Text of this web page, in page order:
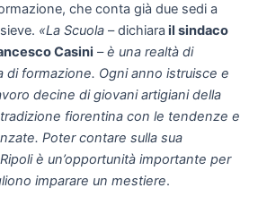
che conta già due sedi a
«La Scuola – dichiara il sindaco
Casini –è una realtà di
di formazione. Ogni anno istruisce e
decine di giovani artigiani della
fiorentina con le tendenze e
Poter contare sulla sua
è un’opportunità importante per
imparare un mestiere.